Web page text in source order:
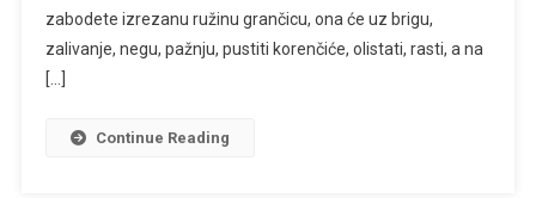
zabodete izrezanu ružinu grančicu, ona će uz brigu,
zalivanje, negu, pažnju, pustiti korenčiće, olistati, rasti, a na
[…]
Continue Reading